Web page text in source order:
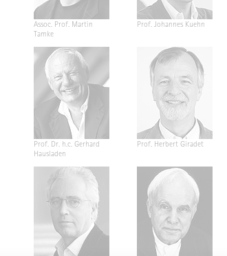
Assoc. Prof. Martin
Tamke
Prof. Johannes Kuehn
Prof. Dr. h.c. Gerhard
Hausladen
Prof. Herbert Giradet